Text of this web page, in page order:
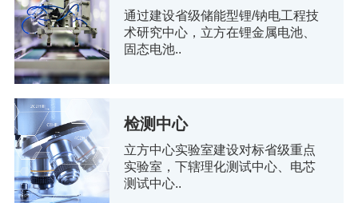
通过建设省级储能型锂/钠电工程技
术研究中心，立方在锂金属电池、
固态电池..
检测中心
立方中心实验室建设对标省级重点
实验室，下辖理化测试中心、电芯
测试中心..